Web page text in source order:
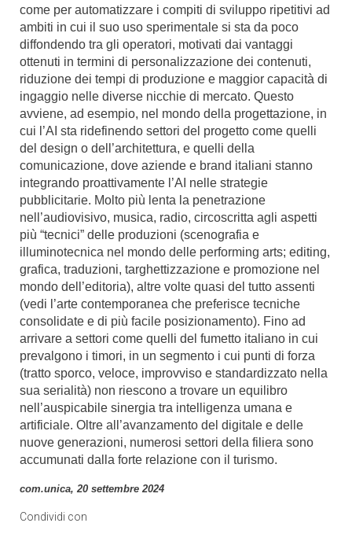
come per automatizzare i compiti di sviluppo ripetitivi ad
ambiti in cui il suo uso sperimentale si sta da poco
diffondendo tra gli operatori, motivati dai vantaggi
ottenuti in termini di personalizzazione dei contenuti,
riduzione dei tempi di produzione e maggior capacità di
ingaggio nelle diverse nicchie di mercato. Questo
avviene, ad esempio, nel mondo della progettazione, in
cui l’AI sta ridefinendo settori del progetto come quelli
del design o dell’architettura, e quelli della
comunicazione, dove aziende e brand italiani stanno
integrando proattivamente l’AI nelle strategie
pubblicitarie. Molto più lenta la penetrazione
nell’audiovisivo, musica, radio, circoscritta agli aspetti
più “tecnici” delle produzioni (scenografia e
illuminotecnica nel mondo delle performing arts; editing,
grafica, traduzioni, targhettizzazione e promozione nel
mondo dell’editoria), altre volte quasi del tutto assenti
(vedi l’arte contemporanea che preferisce tecniche
consolidate e di più facile posizionamento). Fino ad
arrivare a settori come quelli del fumetto italiano in cui
prevalgono i timori, in un segmento i cui punti di forza
(tratto sporco, veloce, improvviso e standardizzato nella
sua serialità) non riescono a trovare un equilibro
nell’auspicabile sinergia tra intelligenza umana e
artificiale. Oltre all’avanzamento del digitale e delle
nuove generazioni, numerosi settori della filiera sono
accumunati dalla forte relazione con il turismo.
com.unica, 20 settembre 2024
Condividi con